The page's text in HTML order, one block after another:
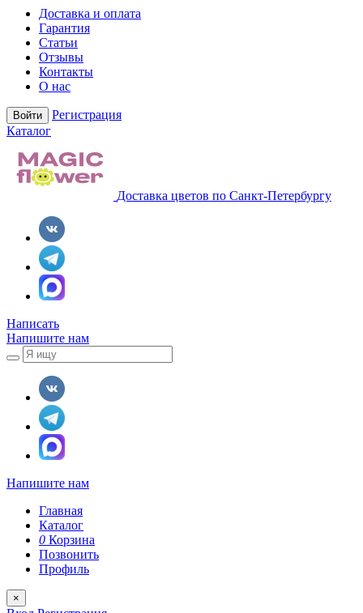
Доставка и оплата
Гарантия
Статьи
Отзывы
Контакты
О нас
Войти
Регистрация
Каталог
Доставка цветов по Санкт-Петербургу
Написать
Напишите нам
Напишите нам
Главная
Каталог
0 Корзина
Позвонить
Профиль
×